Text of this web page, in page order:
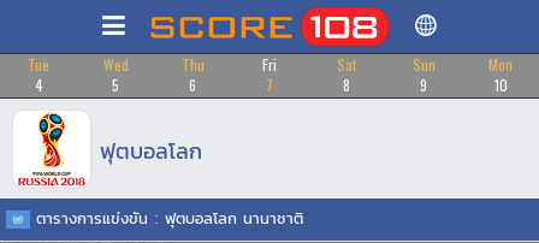
Tue
4
Wed
5
Thu
6
Fri
7
Sat
8
Sun
9
Mon
10
ฟุตบอลโลก
ตารางการแข่งขัน : ฟุตบอลโลก นานาชาติ